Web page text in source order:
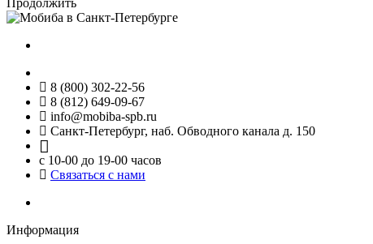
Продолжить
8 (800) 302-22-56
8 (812) 649-09-67
info@mobiba-spb.ru
Санкт-Петербург, наб. Обводного канала д. 150
с 10-00 до 19-00 часов
Связаться с нами
Информация